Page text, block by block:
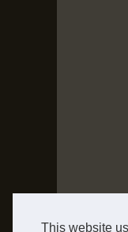
This website